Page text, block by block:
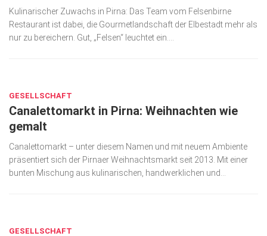
Kulinarischer Zuwachs in Pirna: Das Team vom Felsenbirne
Restaurant ist dabei, die Gourmetlandschaft der Elbestadt mehr als
nur zu bereichern. Gut, „Felsen“ leuchtet ein....
GESELLSCHAFT
Canalettomarkt in Pirna: Weihnachten wie
gemalt
Canalettomarkt – unter diesem Namen und mit neuem Ambiente
präsentiert sich der Pirnaer Weihnachtsmarkt seit 2013. Mit einer
bunten Mischung aus kulinarischen, handwerklichen und...
GESELLSCHAFT